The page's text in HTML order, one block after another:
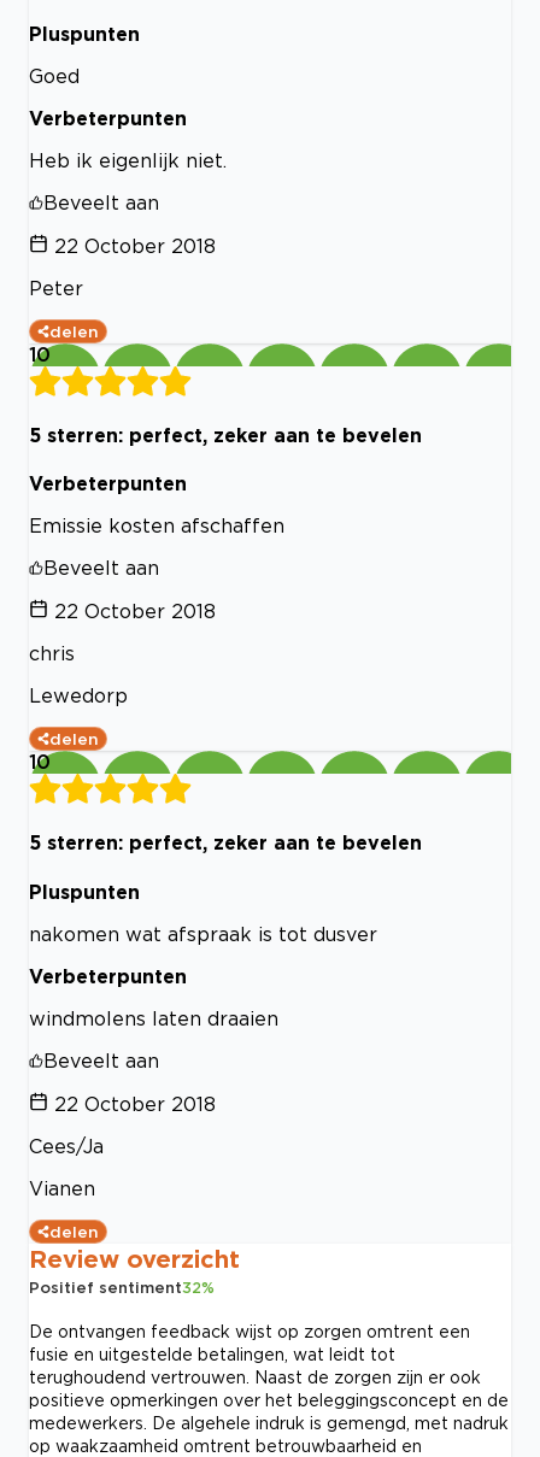
Pluspunten
Goed
Verbeterpunten
Heb ik eigenlijk niet.
Beveelt aan
22 October 2018
Peter
delen
10
5 sterren: perfect, zeker aan te bevelen
Verbeterpunten
Emissie kosten afschaffen
Beveelt aan
22 October 2018
chris
Lewedorp
delen
10
5 sterren: perfect, zeker aan te bevelen
Pluspunten
nakomen wat afspraak is tot dusver
Verbeterpunten
windmolens laten draaien
Beveelt aan
22 October 2018
Cees/Ja
Vianen
delen
Review overzicht
Positief sentiment32%
De ontvangen feedback wijst op zorgen omtrent een
fusie en uitgestelde betalingen, wat leidt tot
terughoudend vertrouwen. Naast de zorgen zijn er ook
positieve opmerkingen over het beleggingsconcept en de
medewerkers. De algehele indruk is gemengd, met nadruk
op waakzaamheid omtrent betrouwbaarheid en